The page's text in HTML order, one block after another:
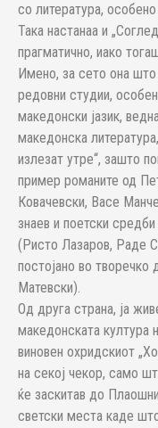
со литература,
Така настанаа и
прагматично, иако
Имено, за сето она што
редовни студии,
македонски јазик,
македонска
излезат утре“, зашто
пример романите од
Ковачевски, Васе
знаев и поетски
(Ристо Лазаров, Раде
постојано во
Матевски).
Од друга страна, ја
македонската култура
виновен охридскиот
на секој чекор, само
ќе заскитав до
светски места каде